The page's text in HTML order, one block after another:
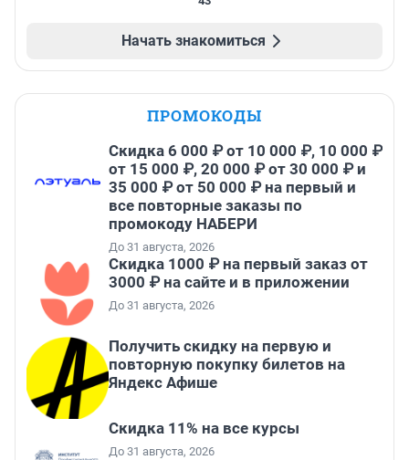
Начать знакомиться
ПРОМОКОДЫ
Скидка 6 000 ₽ от 10 000 ₽, 10 000 ₽
от 15 000 ₽, 20 000 ₽ от 30 000 ₽ и
35 000 ₽ от 50 000 ₽ на первый и
все повторные заказы по
промокоду НАБЕРИ
До 31 августа, 2026
Скидка 1000 ₽ на первый заказ от
3000 ₽ на сайте и в приложении
До 31 августа, 2026
Получить скидку на первую и
повторную покупку билетов на
Яндекс Афише
Скидка 11% на все курсы
До 31 августа, 2026